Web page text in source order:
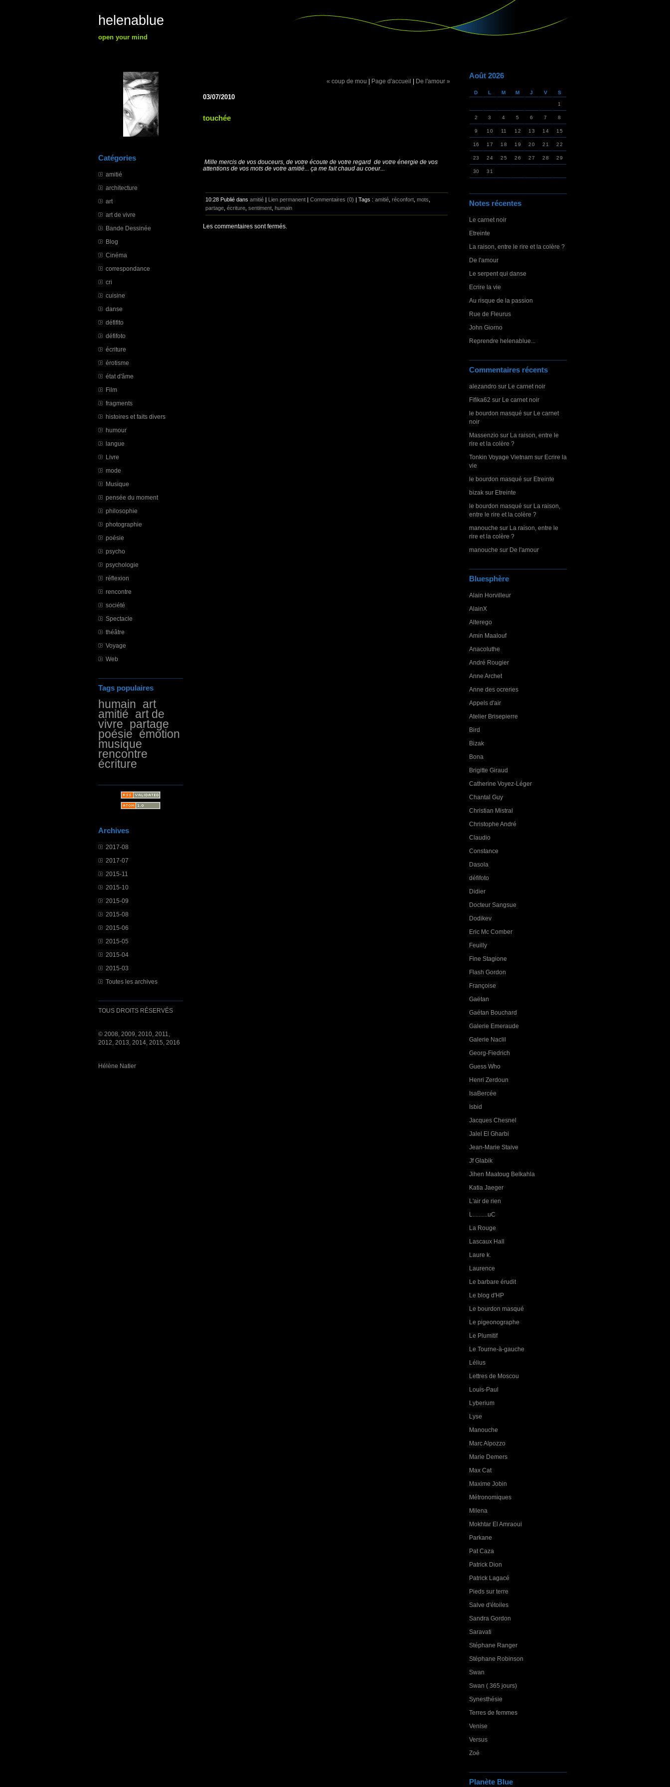
helenablue
open your mind
Catégories
amitié
architecture
art
art de vivre
Bande Dessinée
Blog
Cinéma
correspondance
cri
cuisine
danse
défifito
défifoto
écriture
érotisme
état d'âme
Film
fragments
histoires et faits divers
humour
langue
Livre
mode
Musique
pensée du moment
philosophie
photographie
poésie
psycho
psychologie
réflexion
rencontre
société
Spectacle
théâtre
Voyage
Web
Tags populaires
humain art
amitié art de
vivre partage
poésie émotion
musique
rencontre
écriture
Archives
2017-08
2017-07
2015-11
2015-10
2015-09
2015-08
2015-06
2015-05
2015-04
2015-03
Toutes les archives
TOUS DROITS RÉSERVÉS
© 2008, 2009, 2010, 2011,
2012, 2013, 2014, 2015, 2016
Hélène Natier
Août 2026
D L M M J V S
1
2 3 4 5 6 7 8
9 10 11 12 13 14 15
16 17 18 19 20 21 22
23 24 25 26 27 28 29
30 31
Notes récentes
Le carnet noir
Etreinte
La raison, entre le rire et la colère ?
De l'amour
Le serpent qui danse
Ecrire la vie
Au risque de la passion
Rue de Fleurus
John Giorno
Reprendre helenablue...
Commentaires récents
alezandro sur Le carnet noir
Fifika62 sur Le carnet noir
le bourdon masqué sur Le carnet
noir
Massenzio sur La raison, entre le
rire et la colère ?
Tonkin Voyage Vietnam sur Ecrire la
vie
le bourdon masqué sur Etreinte
bizak sur Etreinte
le bourdon masqué sur La raison,
entre le rire et la colère ?
manouche sur La raison, entre le
rire et la colère ?
manouche sur De l'amour
Bluesphère
Alain Horvilleur
AlainX
Alterego
Amin Maalouf
Anacoluthe
André Rougier
Anne Archet
Anne des ocreries
Appels d'air
Atelier Brisepierre
Bird
Bizak
Bona
Brigitte Giraud
Catherine Voyez-Léger
Chantal Guy
Christian Mistral
Christophe André
Claudio
Constance
Dasola
défifoto
Didier
Docteur Sangsue
Dodikev
Eric Mc Comber
Feuilly
Fine Stagione
Flash Gordon
Françoise
Gaëtan
Gaétan Bouchard
Galerie Emeraude
Galerie Naclil
Georg-Fiedrich
Guess Who
Henri Zerdoun
IsaBercée
Isbid
Jacques Chesnel
Jalel El Gharbi
Jean-Marie Staive
Jf Glabik
Jihen Maatoug Belkahla
Katia Jaeger
L'air de rien
L..........uC
La Rouge
Lascaux Hall
Laure k.
Laurence
Le barbare érudit
Le blog d'HP
Le bourdon masqué
Le pigeonographe
Le Plumitif
Le Tourne-à-gauche
Lélius
Lettres de Moscou
Louis-Paul
Lyberium
Lyse
Manouche
Marc Alpozzo
Marie Demers
Max Cat
Maxime Jobin
Métronomiques
Milena
Mokhtar El Amraoui
Parkane
Pat Caza
Patrick Dion
Patrick Lagacé
Pieds sur terre
Salve d'étoiles
Sandra Gordon
Saravati
Stéphane Ranger
Stéphane Robinson
Swan
Swan ( 365 jours)
Synesthésie
Terres de femmes
Venise
Versus
Zoé
Planète Blue
« coup de mou | Page d'accueil | De l'amour »
03/07/2010
touchée
Mille mercis de vos douceurs, de votre écoute de votre regard de votre énergie de vos
attentions de vos mots de votre amitié... ça me fait chaud au coeur...
10:28 Publié dans amitié | Lien permanent | Commentaires (0) | Tags : amitié réconfort mots
partage écriture sentiment humain
Les commentaires sont fermés.